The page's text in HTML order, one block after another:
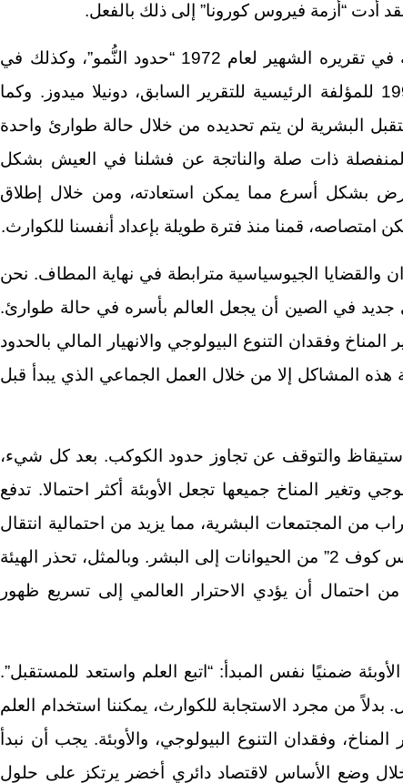
أدت “أزمة فيروس كورونا” إلى ذلك بالفعل.
حذر نادي روما من سيناريوهات مماثلة في تقريره الشهير لعام 1972 “حدود النُّمو”، وكذلك في
كتاب بعنوان “ما وراء الحدود” عام 1992 للمؤلفة الرئيسية للتقرير السابق، دونيلا ميدوز. وكما
البشرية لن يتم تحديده من خلال حالة طوارئ واحدة
ذات صلة والناتجة عن فشلنا في العيش بشكل
بشكل أسرع مما يمكن استعادته، ومن خلال إطلاق
امتصاصه، قمنا منذ فترة طويلة بإعداد أنفسنا للكوارث.
والقضايا الجيوسياسية مترابطة في نهاية المطاف. نحن
في الصين أن يجعل العالم بأسره في حالة طوارئ.
19، لا يلتزم تغير المناخ وفقدان التنوع البيولوجي والانهيار المالي بالحدود
هذه المشاكل إلا من خلال العمل الجماعي الذي يبدأ قبل
والتوقف عن تجاوز حدود الكوكب. بعد كل شيء،
وتغير المناخ جميعها تجعل الأوبئة أكثر احتمالا. تدفع
من المجتمعات البشرية، مما يزيد من احتمالية انتقال
الفيروسات الحيوانية المنشأ مثل “سارس كوف 2” من الحيوانات إلى البشر. وبالمثل، تحذر الهيئة
من احتمال أن يؤدي الاحترار العالمي إلى تسريع ظهور
ضمنيًا نفس المبدأ: “اتبع العلم واستعد للمستقبل”.
من مجرد الاستجابة للكوارث، يمكننا استخدام العلم
وفقدان التنوع البيولوجي، والأوبئة. يجب أن نبدأ
وضع الأساس لاقتصاد دائري أخضر يرتكز على حلول